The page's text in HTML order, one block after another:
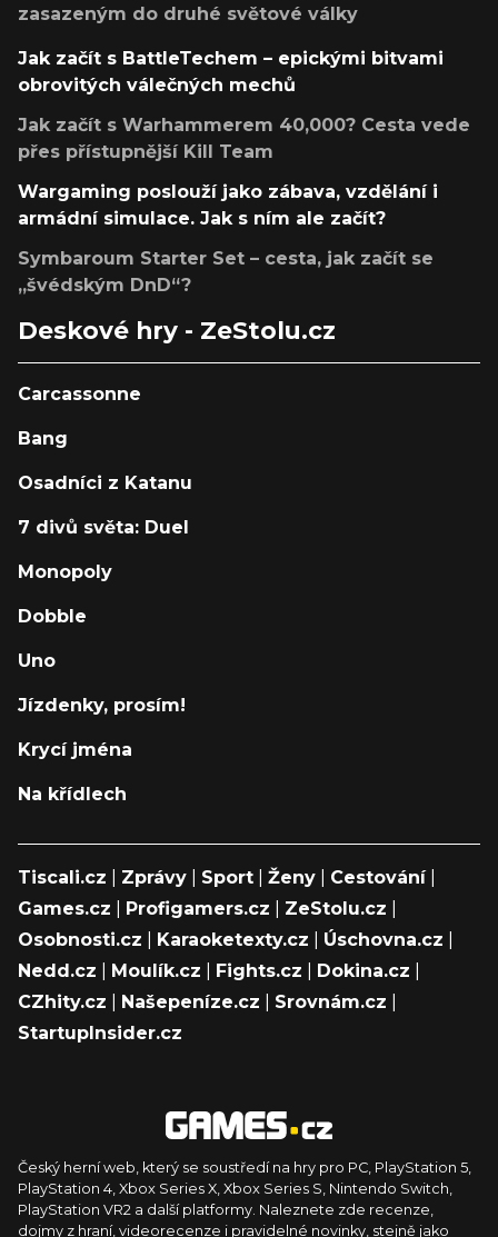
zasazeným do druhé světové války
Jak začít s BattleTechem – epickými bitvami
obrovitých válečných mechů
Jak začít s Warhammerem 40,000? Cesta vede
přes přístupnější Kill Team
Wargaming poslouží jako zábava, vzdělání i
armádní simulace. Jak s ním ale začít?
Symbaroum Starter Set – cesta, jak začít se
„švédským DnD“?
Deskové hry - ZeStolu.cz
Carcassonne
Bang
Osadníci z Katanu
7 divů světa: Duel
Monopoly
Dobble
Uno
Jízdenky, prosím!
Krycí jména
Na křídlech
Tiscali.cz Zprávy Sport Ženy Cestování|
Games.cz
Profigamers.cz ZeStolu.cz
Osobnosti.cz
Karaoketexty.cz Úschovna.cz
Nedd.cz
Moulík.cz Fights.cz Dokina.cz
CZhity.cz
Našepeníze.cz Srovnám.cz
StartupInsider.cz
Český herní web, který se soustředí na hry pro PC, PlayStation 5,
PlayStation 4, Xbox Series X, Xbox Series S, Nintendo Switch,
PlayStation VR2 a další platformy. Naleznete zde recenze,
dojmy z hraní, videorecenze i pravidelné novinky, stejně jako